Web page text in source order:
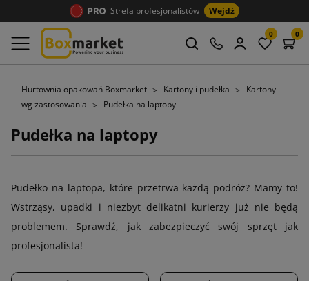
Strefa profesjonalistów Wejdź
0 0
Hurtownia opakowań Boxmarket Kartony i pudełka
Kartony
wg zastosowania
Pudełka na laptopy
Pudełka na laptopy
Pudełko na laptopa, które przetrwa każdą podróż? Mamy to!
Wstrząsy, upadki i niezbyt delikatni kurierzy już nie będą
problemem. Sprawdź, jak zabezpieczyć swój sprzęt jak
profesjonalista!